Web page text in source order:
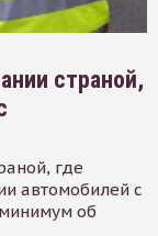
страной,
где
автомобилей с
об